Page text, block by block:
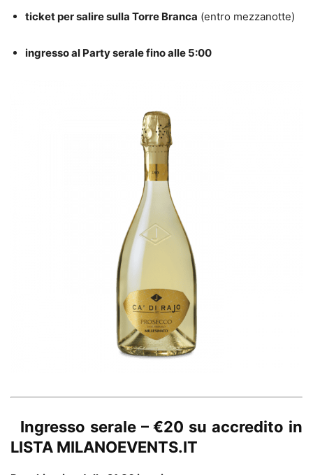
ticket per salire sulla Torre Branca (entro mezzanotte)
ingresso al Party serale fino alle 5:00
Ingresso serale – €20 su accredito in
LISTA MILANOEVENTS.IT